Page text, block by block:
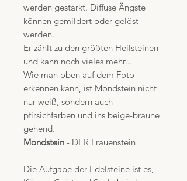
werden gestärkt. Diffuse Ängste
können gemildert oder gelöst
werden.
Er zählt zu den größten Heilsteinen
und kann noch vieles mehr...
Wie man oben auf dem Foto
erkennen kann, ist Mondstein nicht
nur weiß, sondern auch
pfirsichfarben und ins beige-braune
gehend.
Mondstein - DER Frauenstein
Die Aufgabe der Edelsteine ist es,